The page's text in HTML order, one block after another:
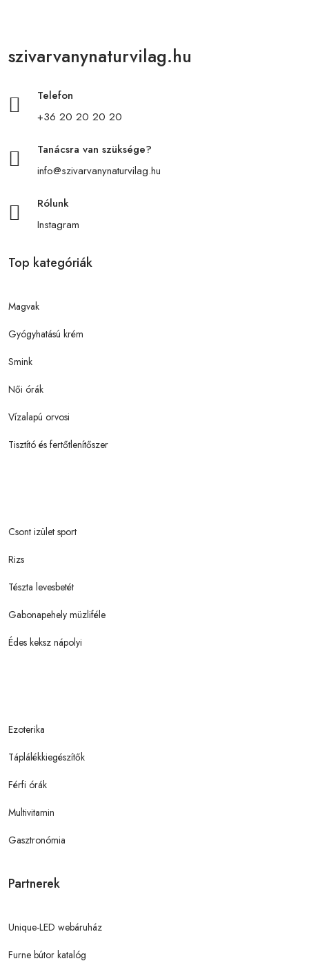
szivarvanynaturvilag.hu
Telefon
+36 20 20 20 20
Tanácsra van szüksége?
info@szivarvanynaturvilag.hu
Rólunk
Instagram
Top kategóriák
Magvak
Gyógyhatású krém
Smink
Női órák
Vízalapú orvosi
Tisztító és fertőtlenítőszer
Csont izület sport
Rizs
Tészta levesbetét
Gabonapehely müzliféle
Édes keksz nápolyi
Ezoterika
Táplálékkiegészítők
Férfi órák
Multivitamin
Gasztronómia
Partnerek
Unique-LED webáruház
Furne bútor katalóg